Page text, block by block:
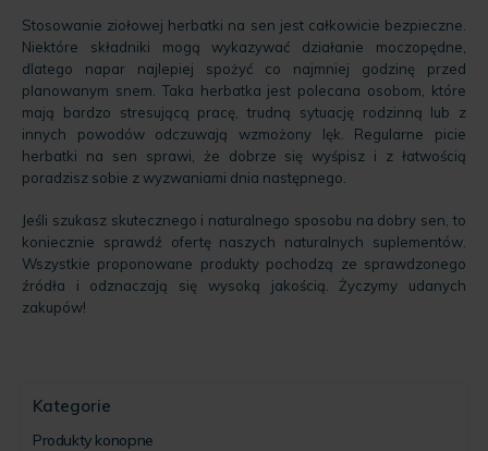
Stosowanie ziołowej herbatki na sen jest całkowicie bezpieczne.
Niektóre składniki mogą wykazywać działanie moczopędne,
dlatego napar najlepiej spożyć co najmniej godzinę przed
planowanym snem. Taka herbatka jest polecana osobom, które
mają bardzo stresującą pracę, trudną sytuację rodzinną lub z
innych powodów odczuwają wzmożony lęk. Regularne picie
herbatki na sen sprawi, że dobrze się wyśpisz i z łatwością
poradzisz sobie z wyzwaniami dnia następnego.
Jeśli szukasz skutecznego i naturalnego sposobu na dobry sen, to
koniecznie sprawdź ofertę naszych naturalnych suplementów.
Wszystkie proponowane produkty pochodzą ze sprawdzonego
źródła i odznaczają się wysoką jakością. Życzymy udanych
zakupów!
Kategorie
Produkty konopne